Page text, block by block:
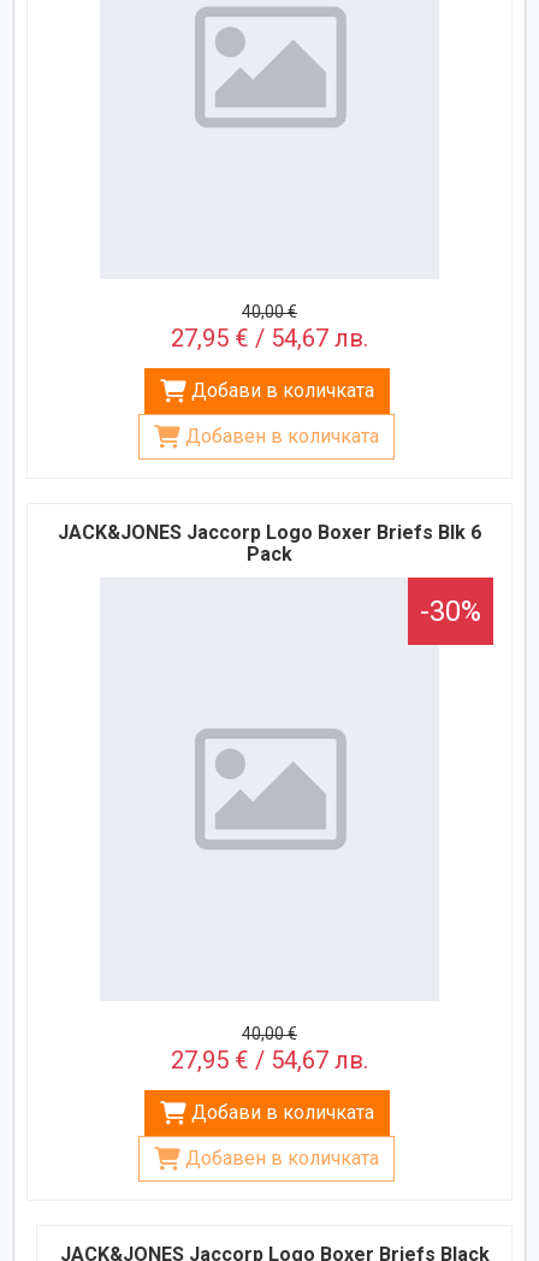
40,00 €
27,95 € / 54,67 лв.
Добави в количката
Добавен в количката
JACK&JONES Jaccorp Logo Boxer Briefs Blk 6
Pack
-30%
40,00 €
27,95 € / 54,67 лв.
Добави в количката
Добавен в количката
JACK&JONES Jaccorp Logo Boxer Briefs Black